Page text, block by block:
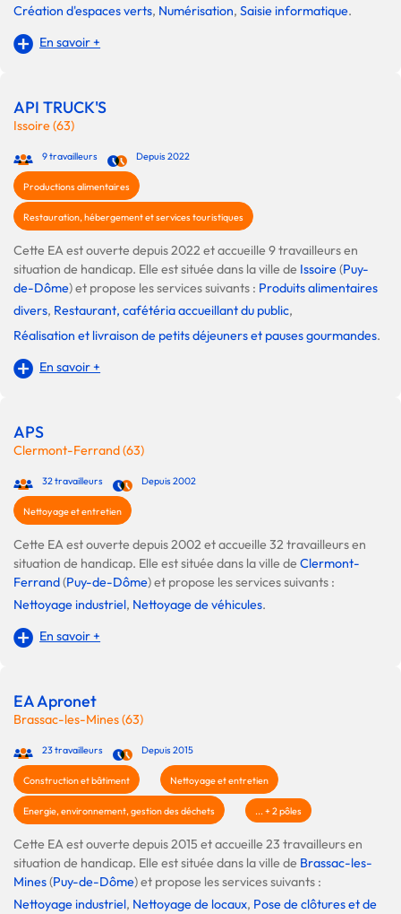
Création d'espaces verts, Numérisation, Saisie informatique.
En savoir +
API TRUCK'S
Issoire (63)
9 travailleurs Depuis 2022
Productions alimentaires
Restauration, hébergement et services touristiques
Cette EA est ouverte depuis 2022 et accueille 9 travailleurs en
situation de handicap. Elle est située dans la ville de Issoire(Puy-
de-Dôme) et propose les services suivants : Produits alimentaires
divers, Restaurant, cafétéria accueillant du public,
Réalisation et livraison de petits déjeuners et pauses gourmandes.
En savoir +
APS
Clermont-Ferrand (63)
32 travailleurs Depuis 2002
Nettoyage et entretien
Cette EA est ouverte depuis 2002 et accueille 32 travailleurs en
situation de handicap. Elle est située dans la ville deClermont-
Ferrand(Puy-de-Dôme) et propose les services suivants :
Nettoyage industriel, Nettoyage de véhicules.
En savoir +
EA Apronet
Brassac-les-Mines (63)
23 travailleurs Depuis 2015
Construction et bâtiment Nettoyage et entretien
Energie, environnement, gestion des déchets ... + 2 pôles
Cette EA est ouverte depuis 2015 et accueille 23 travailleurs en
situation de handicap. Elle est située dans la ville de Brassac-les-
Mines(Puy-de-Dôme) et propose les services suivants :
Nettoyage industriel, Nettoyage de locaux, Pose de clôtures et de